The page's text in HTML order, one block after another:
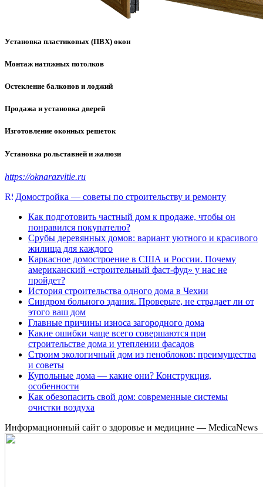
Установка пластиковых (ПВХ) окон
Монтаж натяжных потолков
Остекление балконов и лоджий
Продажа и установка дверей
Изготовление оконных решеток
Установка рольставней и жалюзи
https://oknarazvitie.ru
Домостройка — советы по строительству и ремонту
Как подготовить частный дом к продаже, чтобы он
понравился покупателю?
Срубы деревянных домов: вариант уютного и красивого
жилища для каждого
Каркасное домостроение в США и России. Почему
американский «строительный фаст-фуд» у нас не
пройдет?
История строительства одного дома в Чехии
Синдром больного здания. Проверьте, не страдает ли от
этого ваш дом
Главные причины износа загородного дома
Какие ошибки чаще всего совершаются при
строительстве дома и утеплении фасадов
Строим экологичный дом из пеноблоков: преимущества
и советы
Купольные дома — какие они? Конструкция,
особенности
Как обезопасить свой дом: современные системы
очистки воздуха
Информационный сайт о здоровье и медицине — MedicaNews